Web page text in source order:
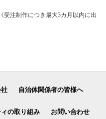
受注制作につき最大3カ月以内に出
自治体関係者の皆様へ
の取り組み お問い合わせ